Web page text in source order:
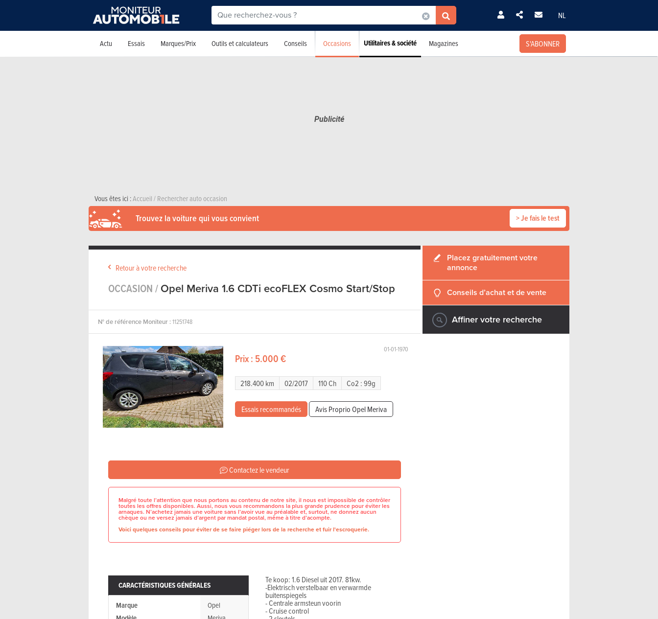
NL
Actu Essais Marques/Prix Outils et calculateurs Conseils Occasions Utilitaires & société Magazines S'ABONNER
Vous êtes ici :Accueil/Rechercher auto occasion
Trouvez la voiture qui vous convient > Je fais le test
Retour à votre recherche
OCCASION /Opel Meriva 1.6 CDTi ecoFLEX Cosmo Start/Stop
N° de référence Moniteur :11251748
01-01-1970
Prix : 5.000 €
218.400 km 02/2017 110 Ch Co2 : 99g
Essais recommandés Avis Proprio Opel Meriva
Contactez le vendeur
Malgré toute l’attention que nous portons au contenu de notre site, il nous est impossible de contrôler
toutes les offres disponibles. Aussi, nous vous recommandons la plus grande prudence pour éviter les
arnaques. N’achetez jamais une voiture sans l’avoir vue au préalable et, surtout, ne donnez aucun
chèque ou ne versez jamais d’argent par mandat postal, même à titre d’acompte.
Voici quelques conseils pour éviter de se faire piéger lors de la recherche et fuir l'escroquerie.
CARACTÉRISTIQUES GÉNÉRALES
Marque
Opel
Te koop: 1.6 Diesel uit 2017. 81kw.
-Elektrisch verstelbaar en verwarmde
buitenspiegels
- Centrale armsteun voorin
- Cruise control
Placez gratuitement votre
annonce
Conseils d’achat et de vente
Affiner votre recherche